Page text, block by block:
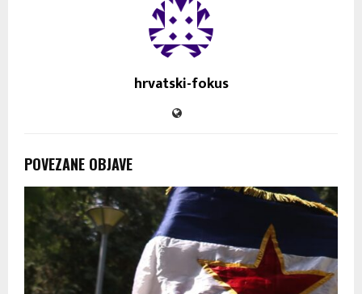
hrvatski-fokus
POVEZANE OBJAVE